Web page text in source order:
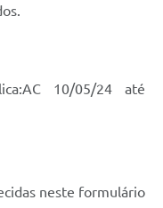
10/05/24 até
neste formulário